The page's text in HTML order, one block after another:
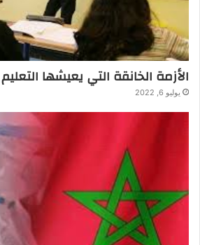
الأزمة الخانقة التي يعيشها
يوليو 6, 2022